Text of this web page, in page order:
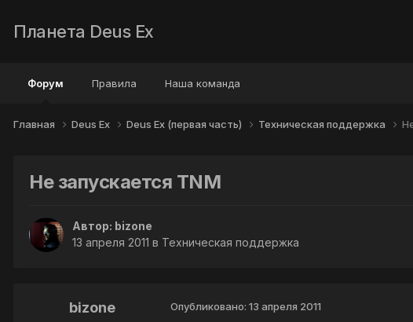
Планета Deus Ex
Форум Правила Наша команда
Главная Deus Ex Deus Ex (первая часть) Техническая поддержка
Не запускается TNM
Автор: bizone
13 апреля 2011 в Техническая поддержка
bizone Опубликовано: 13 апреля 2011